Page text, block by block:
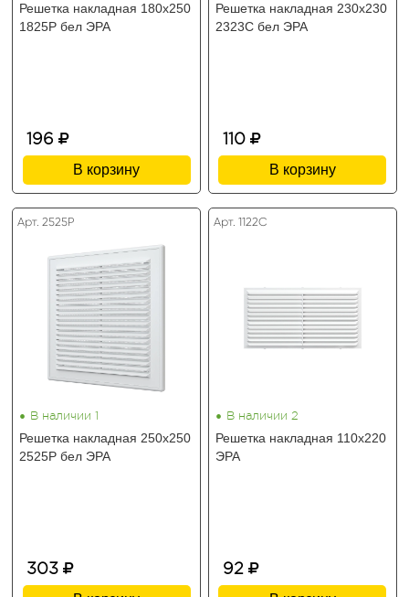
Решетка накладная 180х250
1825Р бел ЭРА
196
В корзину
Решетка накладная 230х230
2323С бел ЭРА
110
В корзину
Арт. 2525Р
• В наличии 1
Решетка накладная 250х250
2525Р бел ЭРА
303
Арт. 1122С
• В наличии 2
Решетка накладная 110х220
ЭРА
92